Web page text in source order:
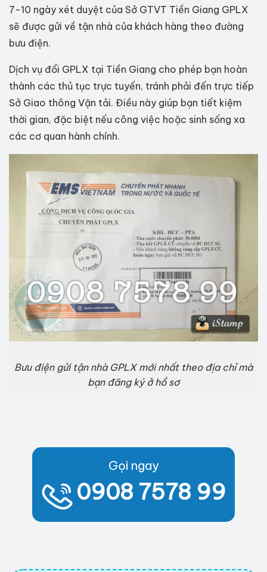
7-10 ngày xét duyệt của Sở GTVT Tiền Giang GPLX
sẽ được gửi về tận nhà của khách hàng theo đường
bưu điện.
Dịch vụ đổi GPLX tại Tiền Giang cho phép bạn hoàn
thành các thủ tục trực tuyến, tránh phải đến trực tiếp
Sở Giao thông Vận tải. Điều này giúp bạn tiết kiệm
thời gian, đặc biệt nếu công việc hoặc sinh sống xa
các cơ quan hành chính.
Bưu điện gửi tận nhà GPLX mới nhất theo địa chỉ mà
bạn đăng ký ở hồ sơ
Gọi ngay
0908 7578 99